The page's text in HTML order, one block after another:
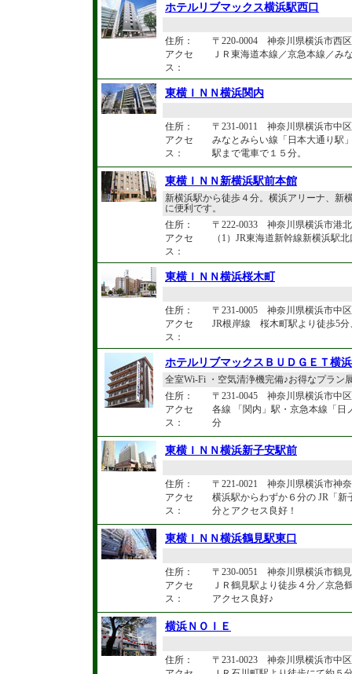
ホテルリブマックス横浜駅西口
住所：
〒220-0004 神奈川県横浜市西区
アクセ
ス：
ＪＲ東海道本線／京急本線／
東横ＩＮＮ横浜関内
住所：
〒231-0011 神奈川県横浜市中
アクセ
ス：
みなとみらい線「日本大通り駅
駅まで電車で１５分。
東横ＩＮＮ新横浜駅前本館
新横浜駅から徒歩４分。横浜アリーナ、新
に便利です。
住所：
〒222-0033 神奈川県横浜市港
アクセ
ス：
（1）JR東海道新幹線新横浜駅
東横ＩＮＮ横浜桜木町
住所：
〒231-0005 神奈川県横浜市中
アクセ
ス：
JR根岸線 桜木町駅より徒歩5
ホテルリブマックスＢＵＤＧＥＴ横
全室Wi-Fi ・空気清浄機完備♪お得なプラン
住所：
〒231-0045 神奈川県横浜市中
アクセ
ス：
各線 「関内」駅・京急本線「日
分
東横ＩＮＮ横浜新子安駅前
住所：
〒221-0021 神奈川県横浜市神
アクセ
ス：
横浜駅からわずか６分の JR「
分とアクセス良好！
東横ＩＮＮ横浜鶴見駅東口
住所：
〒230-0051 神奈川県横浜市鶴
アクセ
ス：
ＪＲ鶴見駅より徒歩４分／京
アクセス良好♪
横浜ＮＯＩＥ
住所：
〒231-0023 神奈川県横浜市中